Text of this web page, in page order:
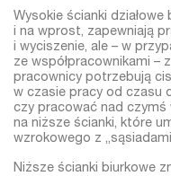
Wysokie ścianki
i na wprost, zapewniają
i wyciszenie, ale – w
ze współpracownikami –
pracownicy potrzebują
w czasie pracy od czasu
czy pracować nad czymś
na niższe ścianki, które
wzrokowego z
Niższe ścianki biurkowe